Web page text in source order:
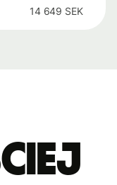
14 649 SEK